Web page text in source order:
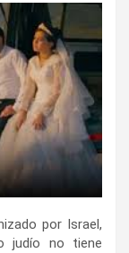
por Israel,
judío no tiene